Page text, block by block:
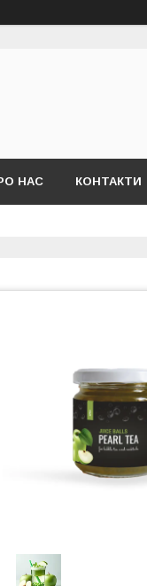
НАС КОНТАКТИ